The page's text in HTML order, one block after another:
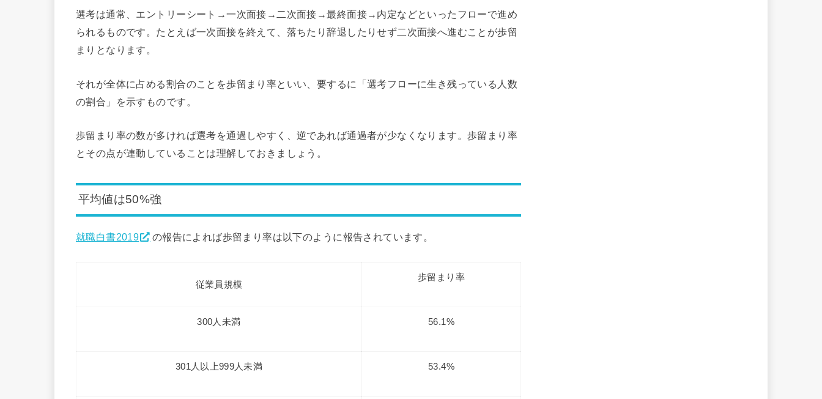
選考は通常、エントリーシート→一次面接→二次面接→最終面接→内定などといったフローで進め
られるものです。たとえば一次面接を終えて、落ちたり辞退したりせず二次面接へ進むことが歩留
まりとなります。
それが全体に占める割合のことを歩留まり率といい、要するに「選考フローに生き残っている人数
の割合」を示すものです。
歩留まり率の数が多ければ選考を通過しやすく、逆であれば通過者が少なくなります。歩留まり率
とその点が連動していることは理解しておきましょう。
平均値は50%強
就職白書2019 の報告によれば歩留まり率は以下のように報告されています。
従業員規模
歩留まり率
300人未満 56.1%
301人以上999人未満 53.4%